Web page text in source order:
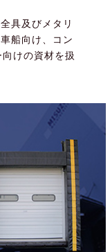
具及びメタリ
船向け、コン
けの資材を扱